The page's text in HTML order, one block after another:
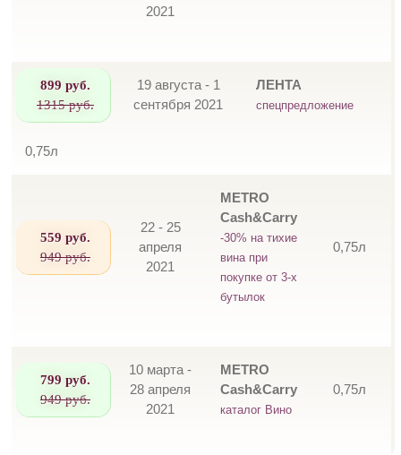
2021
899 руб.
1315 руб.
19 августа - 1
сентября 2021
ЛЕНТА
спецпредложение
0,75л
559 руб.
949 руб.
22 - 25
апреля
2021
METRO
Cash&Carry
-30% на тихие
вина при
покупке от 3-х
бутылок
0,75л
799 руб.
949 руб.
10 марта -
28 апреля
2021
METRO
Cash&Carry
каталог Вино
0,75л